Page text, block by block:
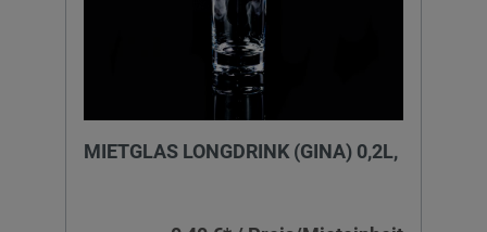
MIETGLAS LONGDRINK (GINA) 0,2L,